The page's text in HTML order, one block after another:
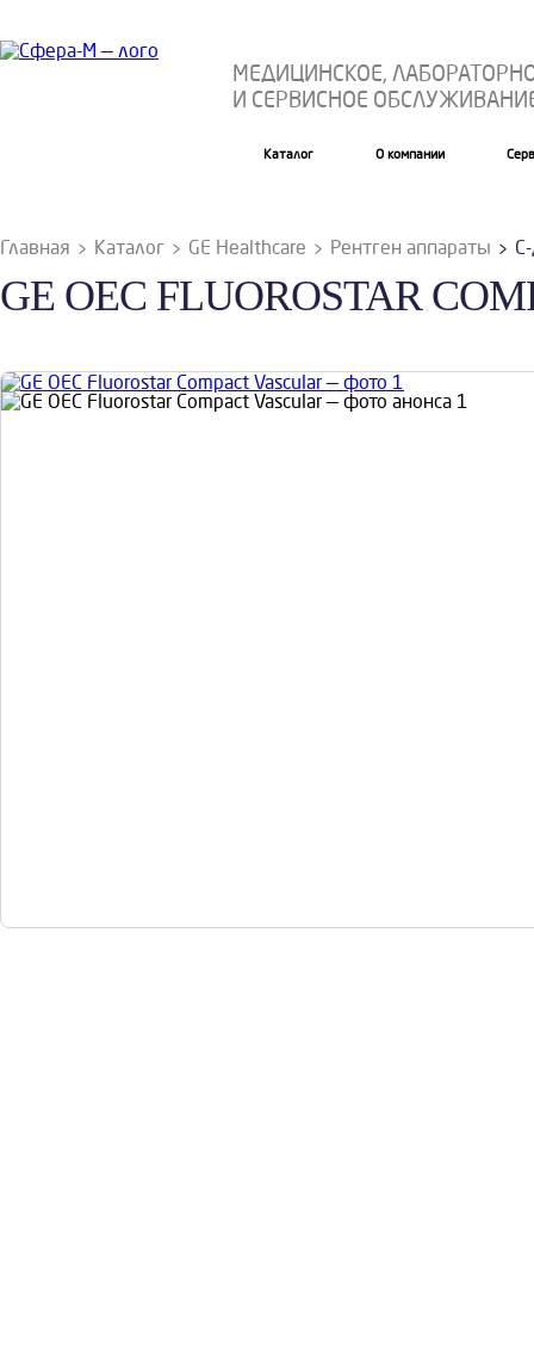
МЕДИЦИНСКОЕ,
И СЕРВИСНОЕ
Каталог О компании
Главная Каталог GE Healthcare Рентген аппараты
GE OEC FLUOROSTAR